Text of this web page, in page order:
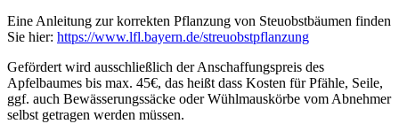
Eine Anleitung zur korrekten Pflanzung von Steuobstbäumen finden
Sie hier: https://www.lfl.bayern.de/streuobstpflanzung
Gefördert wird ausschließlich der Anschaffungspreis des
Apfelbaumes bis max. 45€, das heißt dass Kosten für Pfähle, Seile,
ggf. auch Bewässerungssäcke oder Wühlmauskörbe vom Abnehmer
selbst getragen werden müssen.